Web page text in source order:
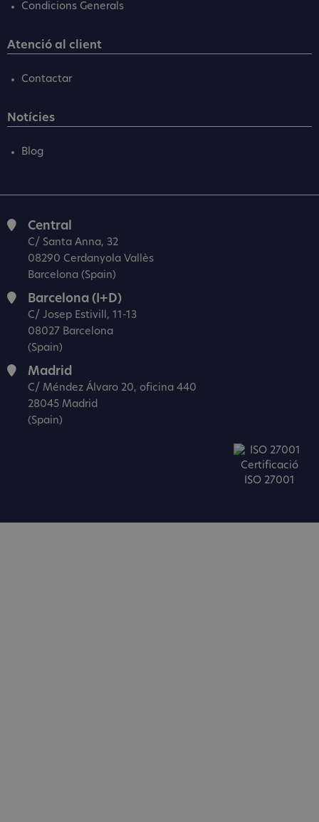
Condicions Generals
Atenció al client
Contactar
Notícies
Blog
Central
C/ Santa Anna, 32
08290 Cerdanyola Vallès
Barcelona (Spain)
Barcelona (I+D)
C/ Josep Estivill, 11-13
08027 Barcelona
(Spain)
Madrid
C/ Méndez Álvaro 20, oficina 440
28045 Madrid
(Spain)
Certificació
ISO 27001